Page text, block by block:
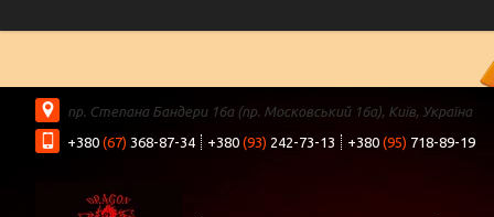
пр. Степана Бандери 16а (пр. Московський 16а), Київ, Україна
+380 (67) 368-87-34 +380 (93) 242-73-13 +380 (95) 718-89-19